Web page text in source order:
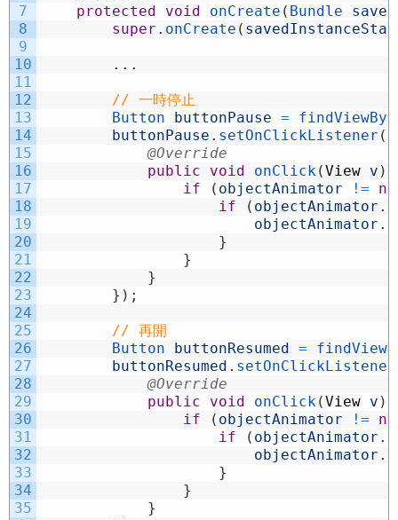
7
8
9
10
11
12
13
14
15
16
17
18
19
20
21
22
23
24
25
26
27
28
29
30
31
32
33
34
35
protected
void onCreate ( Bundle
super . onCreate (
. . .
// 一時停止
Button buttonPause =
buttonPause . setOnClickListener (
@Override
public
void onClick(View v )
if
( objectAnimator !=
if
( objectAnimator .
objectAnimator .
}
}
}
} ) ;
// 再開
Button buttonResumed =
buttonResumed . setOnClickListener
@Override
public
void onClick(View v )
if
( objectAnimator !=
if
( objectAnimator .
objectAnimator .
}
}
}